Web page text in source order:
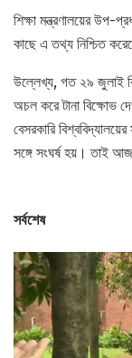
শিক্ষা মন্ত্রণালয়ের উপ-
কাছে এ তথ্য নিশ্চিত
উল্লেখ্য, গত ২৯ জুলাই
অচল করে টানা বিক্ষোভ
বেসরকারি
সঙ্গে সংঘর্ষ হয়। তাই
সর্বশেষ